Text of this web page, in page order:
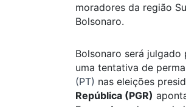
moradores da região
Bolsonaro.
Bolsonaro será julgado
uma tentativa de
(PT) nas eleições
República (PGR)